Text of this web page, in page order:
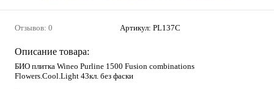
Отзывов: 0 Артикул: PL137C
Описание товара:
БИО плитка Wineo Purline 1500 Fusion combinations
Flowers.Cool.Light 43кл. без фаски